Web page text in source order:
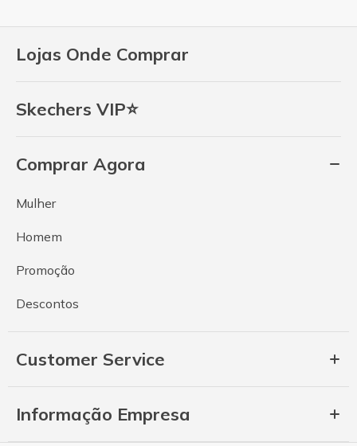
Lojas Onde Comprar
Skechers VIP⭐
Comprar Agora
Mulher
Homem
Promoção
Descontos
Customer Service
Informação Empresa